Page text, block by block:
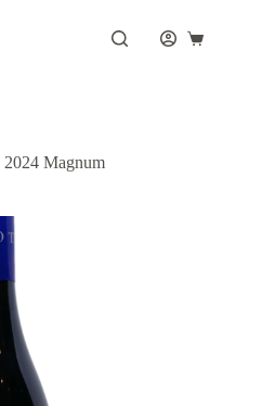
Magnum